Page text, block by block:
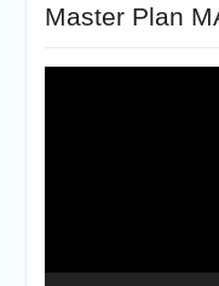
Master Plan